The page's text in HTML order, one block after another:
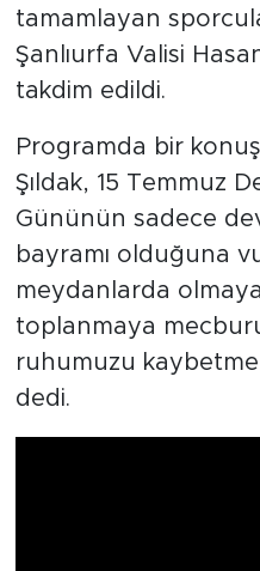
tamamlayan
Şanlıurfa Valisi
takdim edildi.
Programda bir
Şıldak, 15 Temmuz
Gününün sadece
bayramı olduğuna
meydanlarda
toplanmaya
ruhumuzu
dedi.